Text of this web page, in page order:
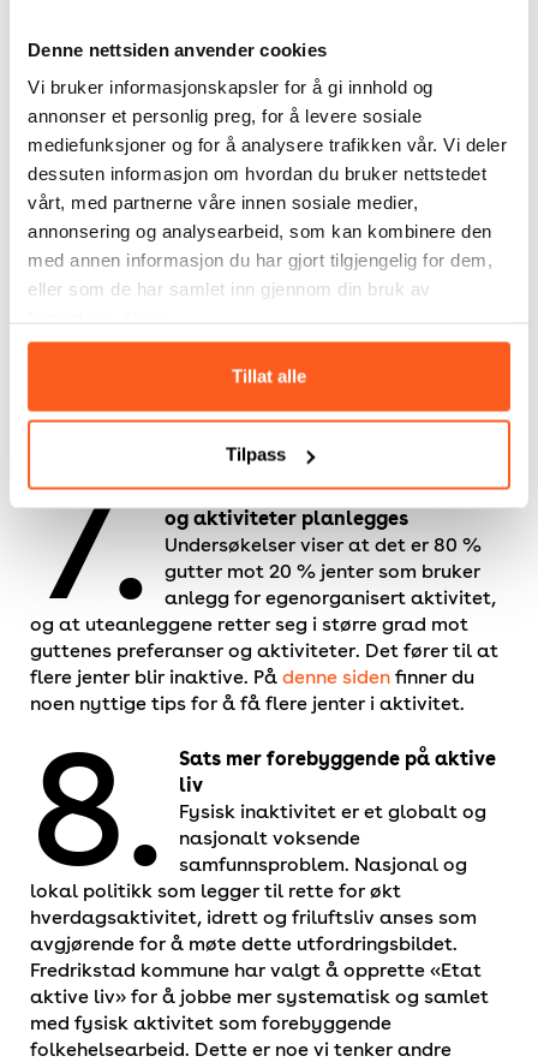
Denne nettsiden anvender cookies
Vi bruker informasjonskapsler for å gi innhold og
annonser et personlig preg, for å levere sosiale
mediefunksjoner og for å analysere trafikken vår. Vi deler
dessuten informasjon om hvordan du bruker nettstedet
vårt, med partnerne våre innen sosiale medier,
annonsering og analysearbeid, som kan kombinere den
med annen informasjon du har gjort tilgjengelig for dem,
eller som de har samlet inn gjennom din bruk av
Tillat alle
Tilpass
Copenhill – et perfekt eksempel på plassutnyttelse,
nyskapende ideer, bærekraft og morgendagens
aktive møteplass! Foto: Copenhill
7.
Våg å tenke kjønn når nye anlegg
og aktiviteter planlegges
Undersøkelser viser at det er 80 %
gutter mot 20 % jenter som bruker
anlegg for egenorganisert aktivitet,
og at uteanleggene retter seg i større grad mot
guttenes preferanser og aktiviteter. Det fører til at
flere jenter blir inaktive. På denne siden finner du
noen nyttige tips for å få flere jenter i aktivitet.
8.
Sats mer forebyggende på aktive
liv
Fysisk inaktivitet er et globalt og
nasjonalt voksende
samfunnsproblem. Nasjonal og
lokal politikk som legger til rette for økt
hverdagsaktivitet, idrett og friluftsliv anses som
avgjørende for å møte dette utfordringsbildet.
Fredrikstad kommune har valgt å opprette «Etat
aktive liv» for å jobbe mer systematisk og samlet
med fysisk aktivitet som forebyggende
folkehelsearbeid. Dette er noe vi tenker andre